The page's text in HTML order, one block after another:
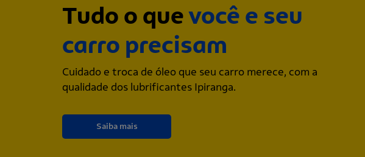
Tudo o quevocê e seu
carro precisam
Cuidado e troca de óleo que seu carro merece, com a
qualidade dos lubrificantes Ipiranga.
Saiba mais